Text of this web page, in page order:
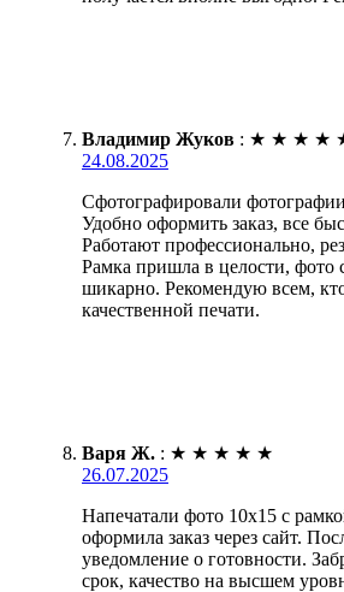
Владимир Жуков : ★ ★ ★ ★
24.08.2025
Сфотографировали
Удобно оформить заказ, все
Работают профессионально,
Рамка пришла в целости, фото
шикарно. Рекомендую всем,
качественной печати.
Варя Ж. : ★ ★ ★ ★ ★
26.07.2025
Напечатали фото 10х15 с
оформила заказ через сайт.
уведомление о готовности.
срок, качество на высшем